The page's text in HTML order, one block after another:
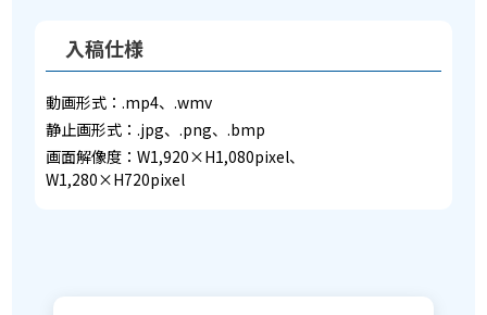
入稿仕様
動画形式：.mp4、.wmv
静止画形式：.jpg、.png、.bmp
画面解像度：W1,920×H1,080pixel、
W1,280×H720pixel